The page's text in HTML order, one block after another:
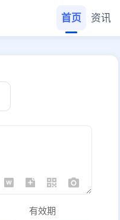
首页 资讯
有效期